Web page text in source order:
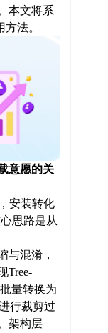
本文将系
法。
意愿的关
安装转化
思路是从
混淆，
Tree-
量转换为
行裁剪过
架构层